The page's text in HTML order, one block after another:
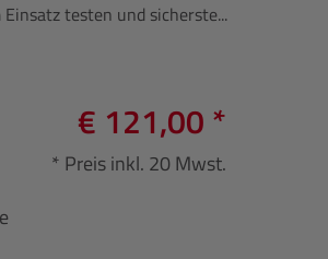
testen und sicherste...
€ 121,00 *
* Preis inkl. 20 Mwst.